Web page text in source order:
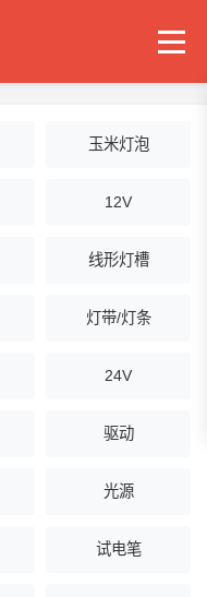
玉米灯泡
12V
线形灯槽
灯带/灯条
24V
驱动
光源
试电笔